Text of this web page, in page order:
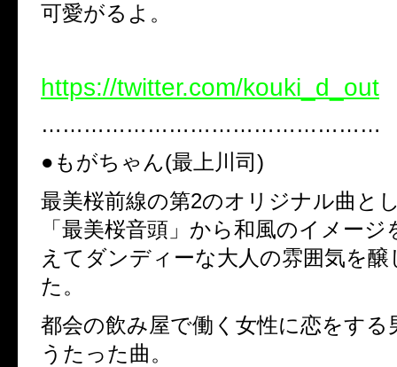
可愛がるよ。
https://twitter.com/kouki_d_out
…………………………………………
●もがちゃん(最上川司)
最美桜前線の第2のオリジナル曲と
「最美桜音頭」から和風のイメー
えてダンディーな大人の雰囲気を
た。
都会の飲み屋で働く女性に恋をする
うたった曲。